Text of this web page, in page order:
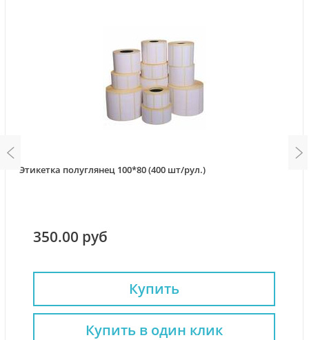
Этикетка полуглянец 100*80 (400 шт/рул.)
350.00 руб
Купить
Купить в один клик